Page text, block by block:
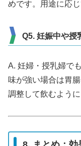
めです。用途に応
Q5. 妊娠中や授
A. 妊婦・授乳婦で
味が強い場合は胃
調整して飲むように